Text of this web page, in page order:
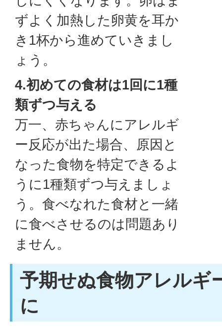
ずよく加熱した卵黄を耳か
き1杯から進めていきまし
ょう。
4.初めての食材は1回に1種
類ずつ与える
​​​​​​​万一、赤ちゃんにアレルギ
ー反応が出た場合、原因と
なった食物を特定できるよ
うに1種類ずつ与えましょ
う。食べなれた食材と一緒
に食べさせるのは問題あり
ません。
予期せぬ食物アレルギ
に